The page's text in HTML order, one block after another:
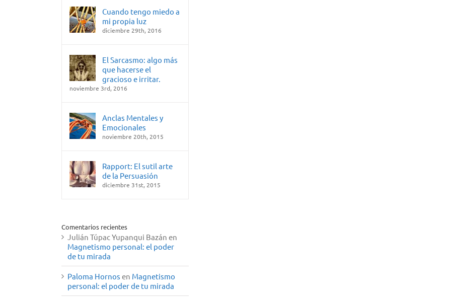
Cuando tengo miedo a
mi propia luz
diciembre 29th, 2016
El Sarcasmo: algo más
que hacerse el
gracioso e irritar.
noviembre 3rd, 2016
Anclas Mentales y
Emocionales
noviembre 20th, 2015
Rapport: El sutil arte
de la Persuasión
diciembre 31st, 2015
Comentarios recientes
Julián Túpac Yupanqui Bazán en
Magnetismo personal: el poder
de tu mirada
Paloma Hornos en Magnetismo
personal: el poder de tu mirada